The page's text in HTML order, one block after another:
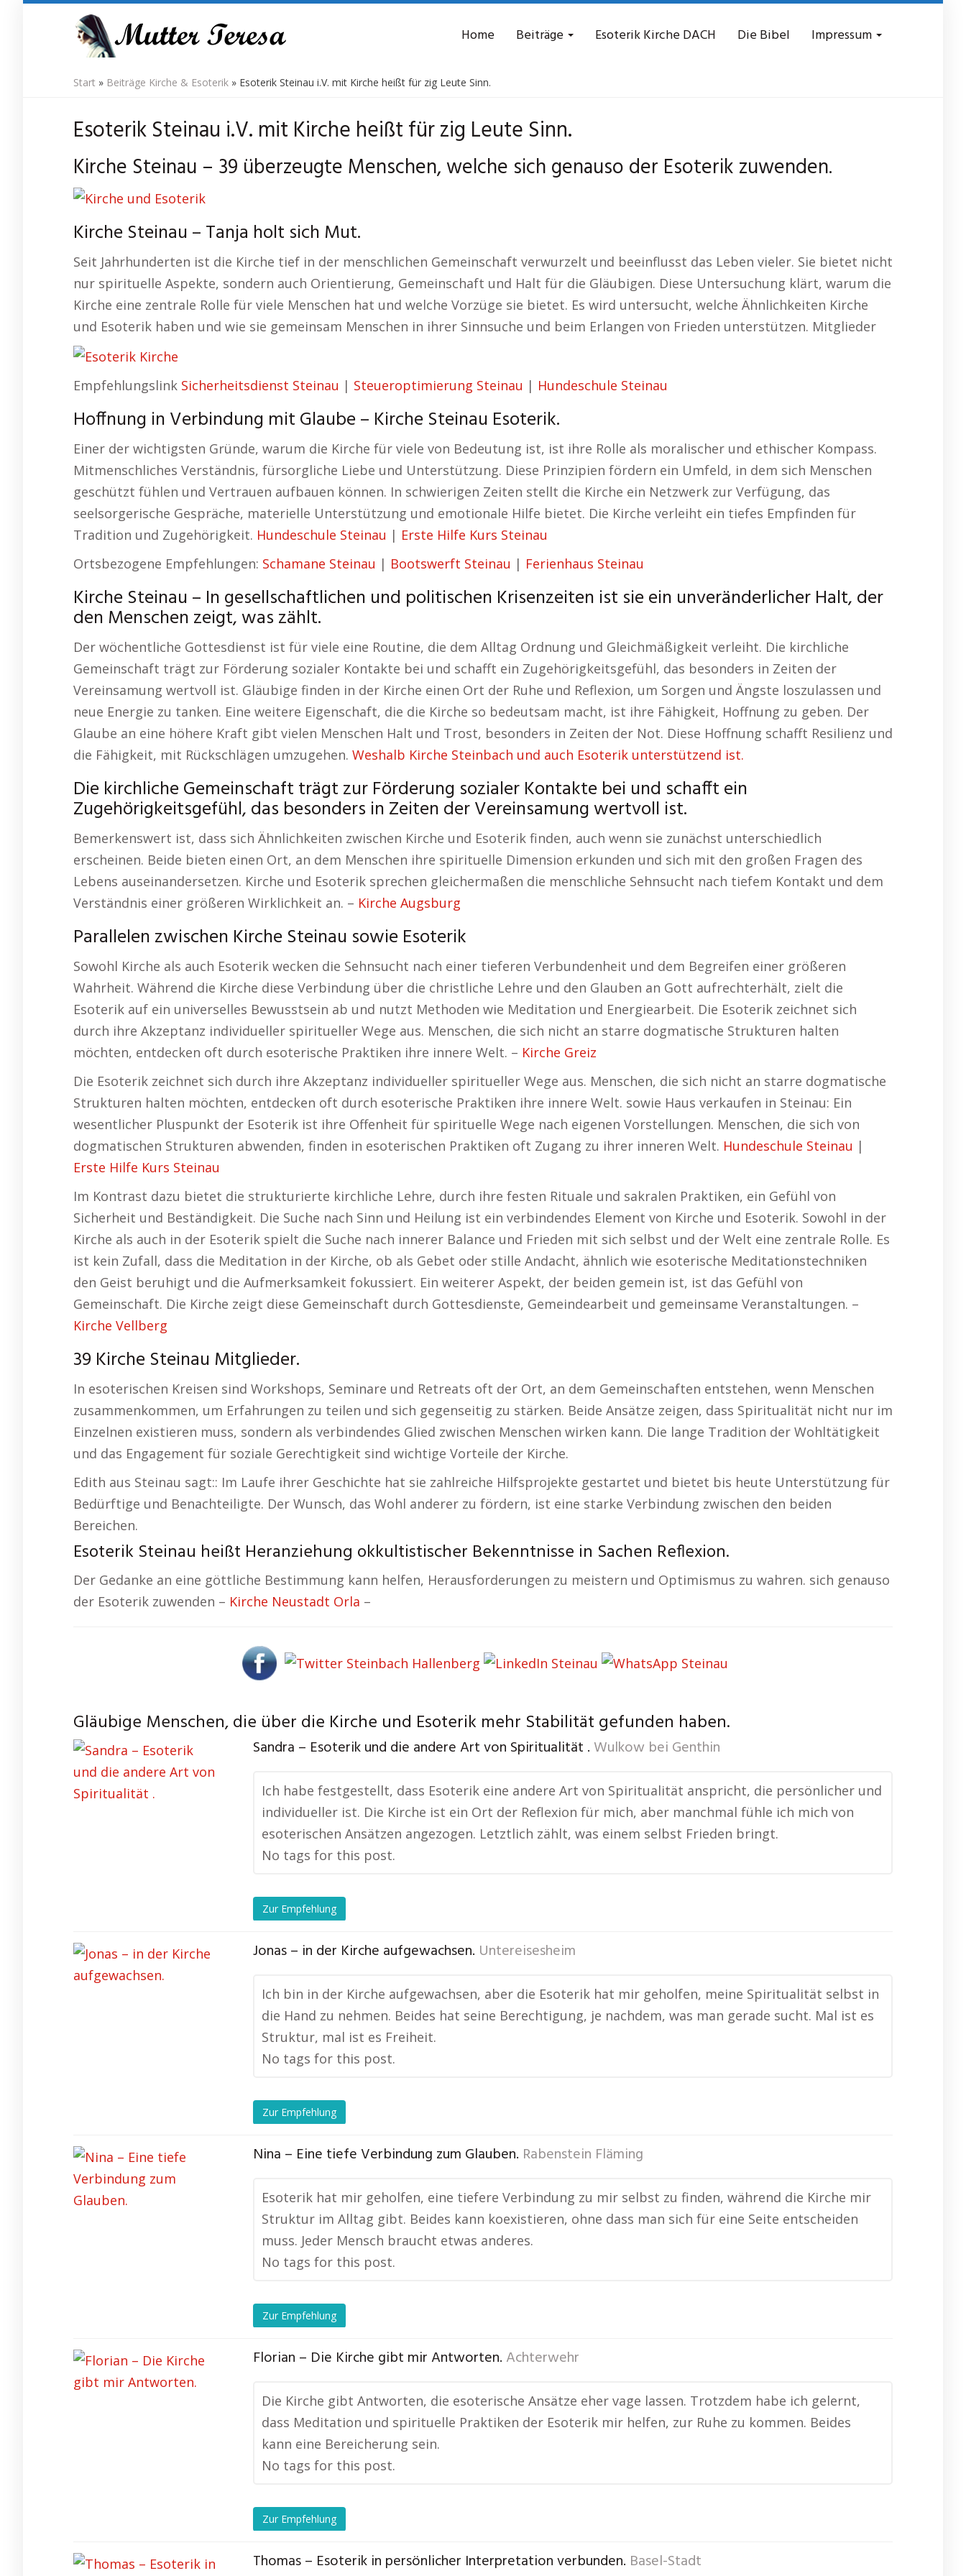
Home Beiträge Esoterik Kirche DACH Die Bibel Impressum
Start » Beiträge Kirche & Esoterik » Esoterik Steinau i.V. mit Kirche heißt für zig Leute Sinn.
Esoterik Steinau i.V. mit Kirche heißt für zig Leute Sinn.
Kirche Steinau – 39 überzeugte Menschen, welche sich genauso der Esoterik zuwenden.
Kirche Steinau – Tanja holt sich Mut.
Seit Jahrhunderten ist die Kirche tief in der menschlichen Gemeinschaft verwurzelt und beeinflusst das Leben vieler. Sie bietet nicht
nur spirituelle Aspekte, sondern auch Orientierung, Gemeinschaft und Halt für die Gläubigen. Diese Untersuchung klärt, warum die
Kirche eine zentrale Rolle für viele Menschen hat und welche Vorzüge sie bietet. Es wird untersucht, welche Ähnlichkeiten Kirche
und Esoterik haben und wie sie gemeinsam Menschen in ihrer Sinnsuche und beim Erlangen von Frieden unterstützen. Mitglieder
Empfehlungslink Sicherheitsdienst Steinau | Steueroptimierung Steinau | Hundeschule Steinau
Hoffnung in Verbindung mit Glaube – Kirche Steinau Esoterik.
Einer der wichtigsten Gründe, warum die Kirche für viele von Bedeutung ist, ist ihre Rolle als moralischer und ethischer Kompass.
Mitmenschliches Verständnis, fürsorgliche Liebe und Unterstützung. Diese Prinzipien fördern ein Umfeld, in dem sich Menschen
geschützt fühlen und Vertrauen aufbauen können. In schwierigen Zeiten stellt die Kirche ein Netzwerk zur Verfügung, das
seelsorgerische Gespräche, materielle Unterstützung und emotionale Hilfe bietet. Die Kirche verleiht ein tiefes Empfinden für
Tradition und Zugehörigkeit. Hundeschule Steinau | Erste Hilfe Kurs Steinau
Ortsbezogene Empfehlungen: Schamane Steinau | Bootswerft Steinau | Ferienhaus Steinau
Kirche Steinau – In gesellschaftlichen und politischen Krisenzeiten ist sie ein unveränderlicher Halt, der
den Menschen zeigt, was zählt.
Der wöchentliche Gottesdienst ist für viele eine Routine, die dem Alltag Ordnung und Gleichmäßigkeit verleiht. Die kirchliche
Gemeinschaft trägt zur Förderung sozialer Kontakte bei und schafft ein Zugehörigkeitsgefühl, das besonders in Zeiten der
Vereinsamung wertvoll ist. Gläubige finden in der Kirche einen Ort der Ruhe und Reflexion, um Sorgen und Ängste loszulassen und
neue Energie zu tanken. Eine weitere Eigenschaft, die die Kirche so bedeutsam macht, ist ihre Fähigkeit, Hoffnung zu geben. Der
Glaube an eine höhere Kraft gibt vielen Menschen Halt und Trost, besonders in Zeiten der Not. Diese Hoffnung schafft Resilienz und
die Fähigkeit, mit Rückschlägen umzugehen. Weshalb Kirche Steinbach und auch Esoterik unterstützend ist.
Die kirchliche Gemeinschaft trägt zur Förderung sozialer Kontakte bei und schafft ein
Zugehörigkeitsgefühl, das besonders in Zeiten der Vereinsamung wertvoll ist.
Bemerkenswert ist, dass sich Ähnlichkeiten zwischen Kirche und Esoterik finden, auch wenn sie zunächst unterschiedlich
erscheinen. Beide bieten einen Ort, an dem Menschen ihre spirituelle Dimension erkunden und sich mit den großen Fragen des
Lebens auseinandersetzen. Kirche und Esoterik sprechen gleichermaßen die menschliche Sehnsucht nach tiefem Kontakt und dem
Verständnis einer größeren Wirklichkeit an. – Kirche Augsburg
Parallelen zwischen Kirche Steinau sowie Esoterik
Sowohl Kirche als auch Esoterik wecken die Sehnsucht nach einer tieferen Verbundenheit und dem Begreifen einer größeren
Wahrheit. Während die Kirche diese Verbindung über die christliche Lehre und den Glauben an Gott aufrechterhält, zielt die
Esoterik auf ein universelles Bewusstsein ab und nutzt Methoden wie Meditation und Energiearbeit. Die Esoterik zeichnet sich
durch ihre Akzeptanz individueller spiritueller Wege aus. Menschen, die sich nicht an starre dogmatische Strukturen halten
möchten, entdecken oft durch esoterische Praktiken ihre innere Welt. – Kirche Greiz
Die Esoterik zeichnet sich durch ihre Akzeptanz individueller spiritueller Wege aus. Menschen, die sich nicht an starre dogmatische
Strukturen halten möchten, entdecken oft durch esoterische Praktiken ihre innere Welt. sowie Haus verkaufen in Steinau: Ein
wesentlicher Pluspunkt der Esoterik ist ihre Offenheit für spirituelle Wege nach eigenen Vorstellungen. Menschen, die sich von
dogmatischen Strukturen abwenden, finden in esoterischen Praktiken oft Zugang zu ihrer inneren Welt. Hundeschule Steinau |
Erste Hilfe Kurs Steinau
Im Kontrast dazu bietet die strukturierte kirchliche Lehre, durch ihre festen Rituale und sakralen Praktiken, ein Gefühl von
Sicherheit und Beständigkeit. Die Suche nach Sinn und Heilung ist ein verbindendes Element von Kirche und Esoterik. Sowohl in der
Kirche als auch in der Esoterik spielt die Suche nach innerer Balance und Frieden mit sich selbst und der Welt eine zentrale Rolle. Es
ist kein Zufall, dass die Meditation in der Kirche, ob als Gebet oder stille Andacht, ähnlich wie esoterische Meditationstechniken
den Geist beruhigt und die Aufmerksamkeit fokussiert. Ein weiterer Aspekt, der beiden gemein ist, ist das Gefühl von
Gemeinschaft. Die Kirche zeigt diese Gemeinschaft durch Gottesdienste, Gemeindearbeit und gemeinsame Veranstaltungen. –
Kirche Vellberg
39 Kirche Steinau Mitglieder.
In esoterischen Kreisen sind Workshops, Seminare und Retreats oft der Ort, an dem Gemeinschaften entstehen, wenn Menschen
zusammenkommen, um Erfahrungen zu teilen und sich gegenseitig zu stärken. Beide Ansätze zeigen, dass Spiritualität nicht nur im
Einzelnen existieren muss, sondern als verbindendes Glied zwischen Menschen wirken kann. Die lange Tradition der Wohltätigkeit
und das Engagement für soziale Gerechtigkeit sind wichtige Vorteile der Kirche.
Edith aus Steinau sagt:: Im Laufe ihrer Geschichte hat sie zahlreiche Hilfsprojekte gestartet und bietet bis heute Unterstützung für
Bedürftige und Benachteiligte. Der Wunsch, das Wohl anderer zu fördern, ist eine starke Verbindung zwischen den beiden
Bereichen.
Esoterik Steinau heißt Heranziehung okkultistischer Bekenntnisse in Sachen Reflexion.
Der Gedanke an eine göttliche Bestimmung kann helfen, Herausforderungen zu meistern und Optimismus zu wahren. sich genauso
der Esoterik zuwenden – Kirche Neustadt Orla –
Gläubige Menschen, die über die Kirche und Esoterik mehr Stabilität gefunden haben.
Sandra – Esoterik und die andere Art von Spiritualität . Wulkow bei Genthin
Ich habe festgestellt, dass Esoterik eine andere Art von Spiritualität anspricht, die persönlicher und
individueller ist. Die Kirche ist ein Ort der Reflexion für mich, aber manchmal fühle ich mich von
esoterischen Ansätzen angezogen. Letztlich zählt, was einem selbst Frieden bringt.
No tags for this post.
Zur Empfehlung
Jonas – in der Kirche aufgewachsen. Untereisesheim
Ich bin in der Kirche aufgewachsen, aber die Esoterik hat mir geholfen, meine Spiritualität selbst in
die Hand zu nehmen. Beides hat seine Berechtigung, je nachdem, was man gerade sucht. Mal ist es
Struktur, mal ist es Freiheit.
No tags for this post.
Zur Empfehlung
Nina – Eine tiefe Verbindung zum Glauben. Rabenstein Fläming
Esoterik hat mir geholfen, eine tiefere Verbindung zu mir selbst zu finden, während die Kirche mir
Struktur im Alltag gibt. Beides kann koexistieren, ohne dass man sich für eine Seite entscheiden
muss. Jeder Mensch braucht etwas anderes.
No tags for this post.
Zur Empfehlung
Florian – Die Kirche gibt mir Antworten. Achterwehr
Die Kirche gibt Antworten, die esoterische Ansätze eher vage lassen. Trotzdem habe ich gelernt,
dass Meditation und spirituelle Praktiken der Esoterik mir helfen, zur Ruhe zu kommen. Beides
kann eine Bereicherung sein.
No tags for this post.
Zur Empfehlung
Thomas – Esoterik in persönlicher Interpretation verbunden. Basel-Stadt